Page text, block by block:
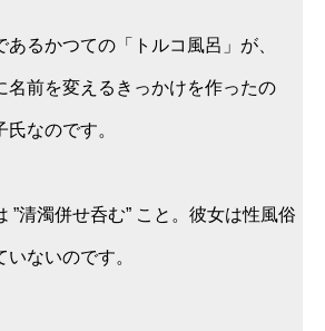
るかつての「トルコ風呂」が、
名前を変えるきっかけを作ったの
なのです。
”清濁併せ呑む” こと。彼女は性風俗
ないのです。